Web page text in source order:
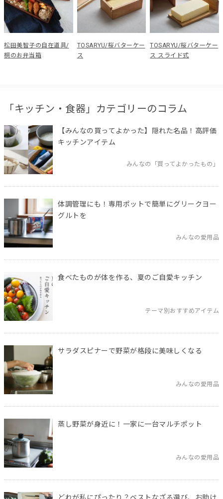
松田美智子の自在道具/
桐のお弁当箱
TOSARYU/桜バターケー
ス
TOSARYU/桜バターケー
ス スライド式
「キッチン・食器」カテゴリーのコラム
【みんなの買ってよかった】隠れた名品！高評価
キッチンアイテム
みんなの「買ってよかったもの」
体調管理にも！専用ポットで簡単にグリークヨー
グルトを
みんなの愛用品
食べたものが体を作る、夏のご自愛キッチン
テーマ別おすすめアイテム
サラダスピナーで野菜が格段に美味しくなる
みんなの愛用品
蒸し野菜が身近に！一家に一台マルチポット
みんなの愛用品